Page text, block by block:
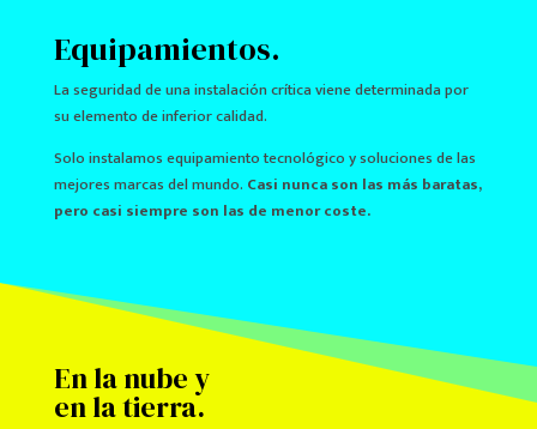
Equipamientos.
La seguridad de una instalación crítica viene determinada por
su elemento de inferior calidad.
Solo instalamos equipamiento tecnológico y soluciones de las
mejores marcas del mundo. Casi nunca son las más baratas,
pero casi siempre son las de menor coste.
En la nube y
en la tierra.